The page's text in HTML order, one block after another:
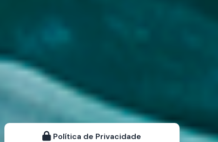
Política de Privacidade